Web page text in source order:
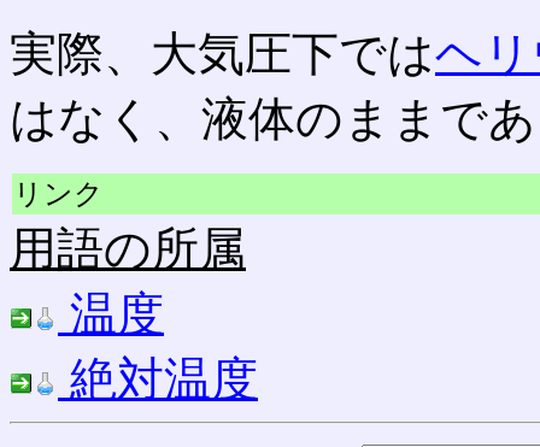
実際、大気圧下ではヘ
はなく、液体のままで
リンク
用語の所属
温度
絶対温度